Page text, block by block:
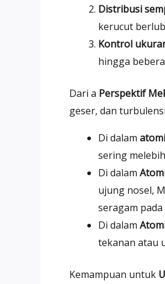
Distribusi
kerucut
Kontrol
hingga
Dari a Perspektif
geser, dan
Di dalam
sering
Di dalam
ujung nosel,
seragam
Di dalam
tekanan atau
Kemampuan untuk